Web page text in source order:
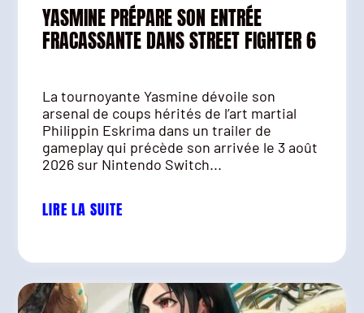
YASMINE PRÉPARE SON ENTRÉE
FRACASSANTE DANS STREET FIGHTER 6
La tournoyante Yasmine dévoile son
arsenal de coups hérités de l’art martial
Philippin Eskrima dans un trailer de
gameplay qui précède son arrivée le 3 août
2026 sur Nintendo Switch...
LIRE LA SUITE